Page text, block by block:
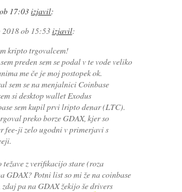
17:03izjavil:
2018 ob 15:53izjavil:
kripto trgovalcem!
preden sem se podal v te vode veliko
me če je moj postopek ok.
sem se na menjalnici Coinbase
si desktop wallet Exodus
sem kupil prvi lripto denar (LTC).
preko borze GDAX, kjer so
fee-ji zelo ugodni v primerjavi s
z verifikacijo stare (roza
GDAX? Potni list so mi že na coinbase
pa na GDAX žekijo še drivers